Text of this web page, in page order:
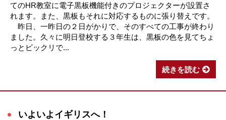
てのHR教室に電子黒板機能付きのプロジェクターが設置さ
れます。また、黒板もそれに対応するものに張り替えです。
昨日、一昨日の２日がかりで、そのすべての工事が終わり
ました。久々に明日登校する３年生は、黒板の色を見てちょ
っとビックリで...
続きを読む
いよいよイギリスへ！